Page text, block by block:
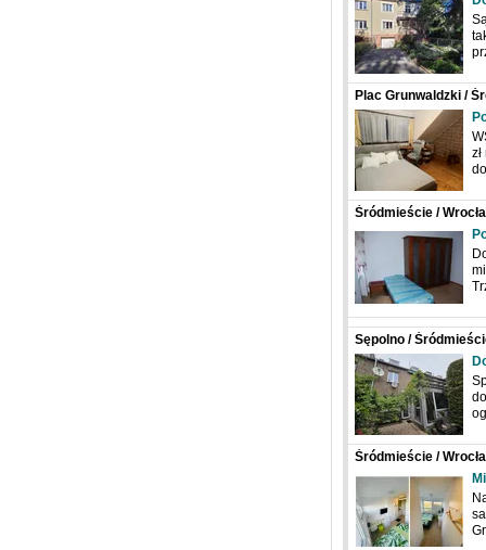
Plac Grunwaldzki /
Piastowska
Śródmieście /
Sępolno /
Śródmieście /
Pasteura